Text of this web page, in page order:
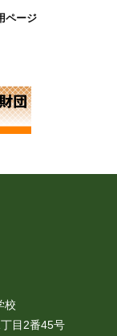
ページ
校
目2番45号